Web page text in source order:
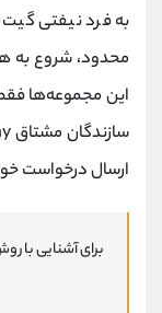
به‌ فرد نیفتی
محدود، شروع به
ارسال درخواست
برای آشنایی با